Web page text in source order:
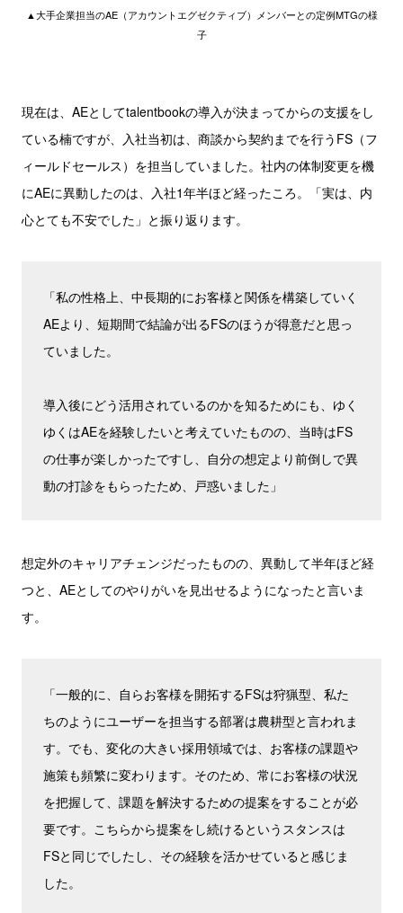
▲大手企業担当のAE（アカウントエグゼクティブ）メンバーとの定例MTGの様
子
現在は、AEとしてtalentbookの導入が決まってからの支援をし
ている楠ですが、入社当初は、商談から契約までを行うFS（フ
ィールドセールス）を担当していました。社内の体制変更を機
にAEに異動したのは、入社1年半ほど経ったころ。「実は、内
心とても不安でした」と振り返ります。
「私の性格上、中長期的にお客様と関係を構築していく
AEより、短期間で結論が出るFSのほうが得意だと思っ
ていました。
導入後にどう活用されているのかを知るためにも、ゆく
ゆくはAEを経験したいと考えていたものの、当時はFS
の仕事が楽しかったですし、自分の想定より前倒しで異
動の打診をもらったため、戸惑いました」
想定外のキャリアチェンジだったものの、異動して半年ほど経
つと、AEとしてのやりがいを見出せるようになったと言いま
す。
「一般的に、自らお客様を開拓するFSは狩猟型、私た
ちのようにユーザーを担当する部署は農耕型と言われま
す。でも、変化の大きい採用領域では、お客様の課題や
施策も頻繁に変わります。そのため、常にお客様の状況
を把握して、課題を解決するための提案をすることが必
要です。こちらから提案をし続けるというスタンスは
FSと同じでしたし、その経験を活かせていると感じま
した。